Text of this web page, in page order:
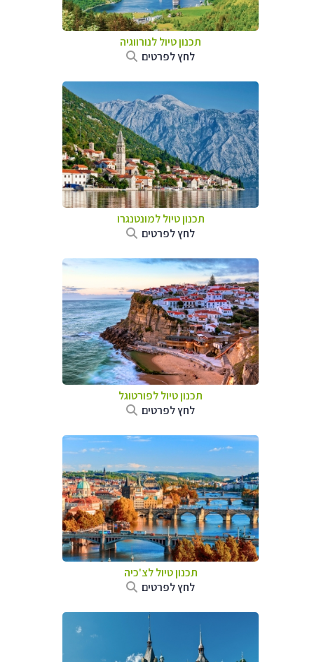
תכנון טיול לנורווגיה
לחץ לפרטים
תכנון טיול למונטנגרו
לחץ לפרטים
תכנון טיול לפורטוגל
לחץ לפרטים
תכנון טיול לצ'כיה
לחץ לפרטים